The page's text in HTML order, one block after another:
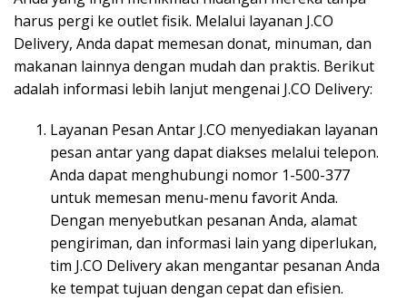
harus pergi ke outlet fisik. Melalui layanan J.CO
Delivery, Anda dapat memesan donat, minuman, dan
makanan lainnya dengan mudah dan praktis. Berikut
adalah informasi lebih lanjut mengenai J.CO Delivery:
Layanan Pesan Antar J.CO menyediakan layanan
pesan antar yang dapat diakses melalui telepon.
Anda dapat menghubungi nomor 1-500-377
untuk memesan menu-menu favorit Anda.
Dengan menyebutkan pesanan Anda, alamat
pengiriman, dan informasi lain yang diperlukan,
tim J.CO Delivery akan mengantar pesanan Anda
ke tempat tujuan dengan cepat dan efisien.